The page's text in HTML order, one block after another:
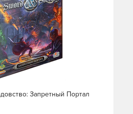
Запретный Портал